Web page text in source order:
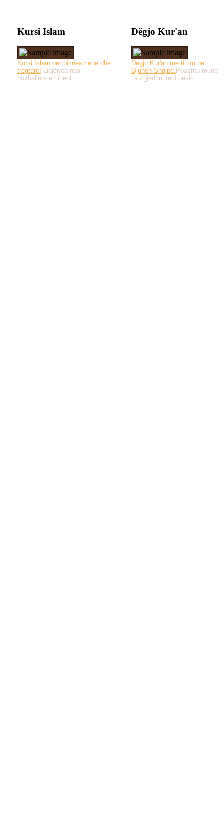
Kursi Islam
Kursi Islam për biznesmenë dhe
tregtarë! Ligjërata nga
hoxhallarë eminent.
Dëgjo Kur'an
Dëgjo Kur'an me titrim në
Gjuhën Shqipe. Poashtu mund
t'a zgjedhni recituesin.